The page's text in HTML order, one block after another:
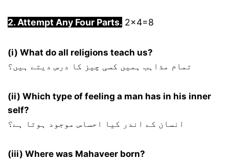
2. Attempt Any Four Parts. 2×4=8
(i) What do all religions teach us?
تمام مذاہب ہمیں کسی چیز کا درس دیتے ہیں؟
(ii) Which type of feeling a man has in his inner
self?
انسان کے اندر کیا احساس موجود ہوتا ہے؟
(iii) Where was Mahaveer born?